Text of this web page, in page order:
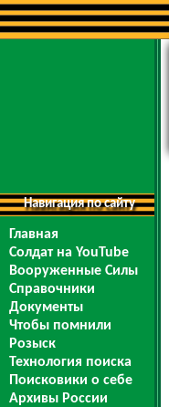
Навигация по сайту
Главная
Солдат на YouTube
Вооруженные Силы
Справочники
Документы
Чтобы помнили
Розыск
Технология поиска
Поисковики о себе
Архивы России